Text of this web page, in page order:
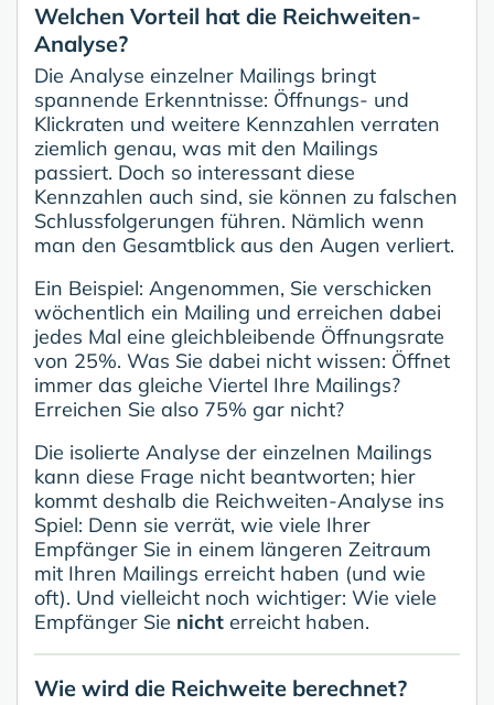
Welchen Vorteil hat die Reichweiten-
Analyse?
Die Analyse einzelner Mailings bringt
spannende Erkenntnisse: Öffnungs- und
Klickraten und weitere Kennzahlen verraten
ziemlich genau, was mit den Mailings
passiert. Doch so interessant diese
Kennzahlen auch sind, sie können zu falschen
Schlussfolgerungen führen. Nämlich wenn
man den Gesamtblick aus den Augen verliert.
Ein Beispiel: Angenommen, Sie verschicken
wöchentlich ein Mailing und erreichen dabei
jedes Mal eine gleichbleibende Öffnungsrate
von 25%. Was Sie dabei nicht wissen: Öffnet
immer das gleiche Viertel Ihre Mailings?
Erreichen Sie also 75% gar nicht?
Die isolierte Analyse der einzelnen Mailings
kann diese Frage nicht beantworten; hier
kommt deshalb die Reichweiten-Analyse ins
Spiel: Denn sie verrät, wie viele Ihrer
Empfänger Sie in einem längeren Zeitraum
mit Ihren Mailings erreicht haben (und wie
oft). Und vielleicht noch wichtiger: Wie viele
Empfänger Sie nicht erreicht haben.
Wie wird die Reichweite berechnet?